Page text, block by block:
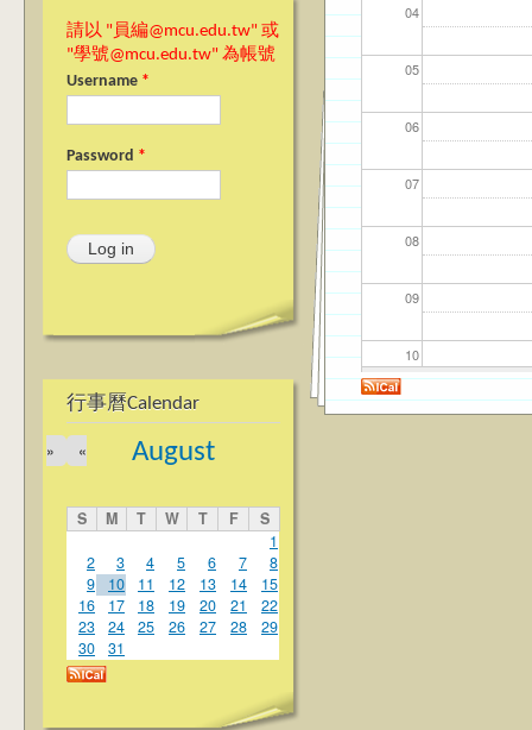
請以 "員編@mcu.edu.tw" 或
"學號@mcu.edu.tw" 為帳號
Username *
Password *
行事曆Calendar
August
«
»
S M T W T F
S
1
2
3 4 5 6 7
8
9
10 11 12 13 14
15
16
17 18 19 20 21
22
23
24 25 26 27 28
29
30
31
04
05
06
07
08
09
10
11